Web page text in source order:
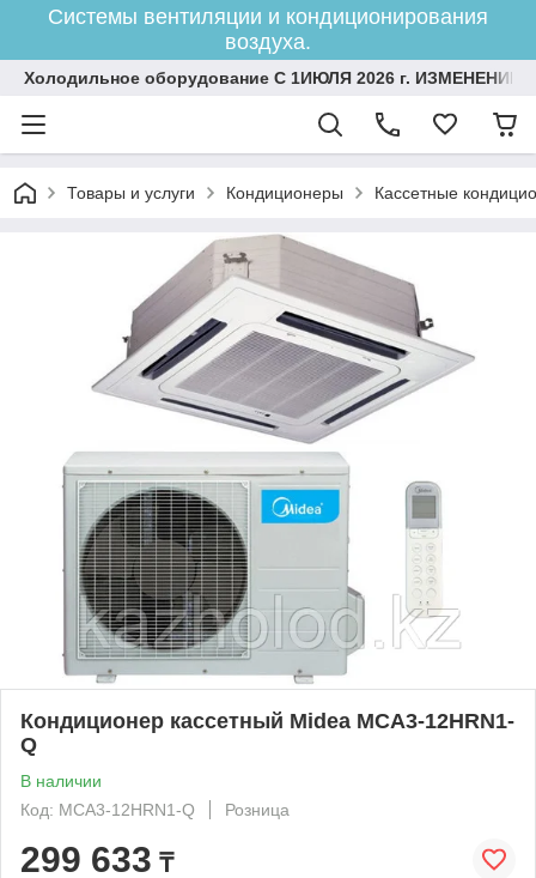
Системы вентиляции и кондиционирования
воздуха.
Холодильное оборудование С 1ИЮЛЯ 2026 г.
Товары и услуги Кондиционеры Кассетные
Кондиционер кассетный Midea MCA3-12HRN1-
Q
В наличии
Код: MCA3-12HRN1-Q
Розница
299 633 ₸